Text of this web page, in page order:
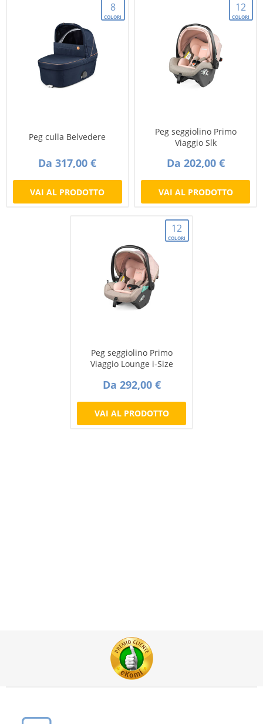
8
COLORI
Peg culla Belvedere
Da 317,00 €
VAI AL PRODOTTO
12
COLORI
Peg seggiolino Primo
Viaggio Slk
Da 202,00 €
VAI AL PRODOTTO
12
COLORI
Peg seggiolino Primo
Viaggio Lounge i-Size
Da 292,00 €
VAI AL PRODOTTO